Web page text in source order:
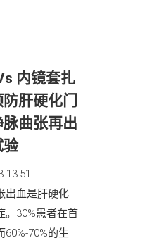
内镜套扎
肝硬化门
曲张再出
验
13:51
出血是肝硬化
。30%患者在首
70%的生